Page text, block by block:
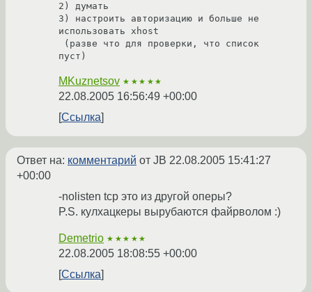
2) думать
3) настроить авторизацию и больше не
использовать xhost
MKuznetsov ★★★★★
22.08.2005 16:56:49 +00:00
Ссылка
Ответ на: комментарий от JB 22.08.2005 15:41:27
+00:00
-nolisten tcp это из другой оперы?
P.S. кулхацкеры вырубаются файрволом :)
Demetrio ★★★★★
22.08.2005 18:08:55 +00:00
Ссылка